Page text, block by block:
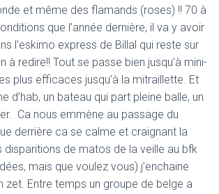
et même des flamands (roses) !! 70 à
que l’année dernière, il va y avoir
l’eskimo express de Billal qui reste sur
à redire!! Tout se passe bien jusqu’à mini-
plus efficaces jusqu’à la mitraillette. Et
d’hab, un bateau qui part pleine balle, un
Ca nous emmène au passage du
derrière ca se calme et craignant la
disparitions de matos de la veille au bfk
mais que voulez vous) j’enchaine
zet. Entre temps un groupe de belge a